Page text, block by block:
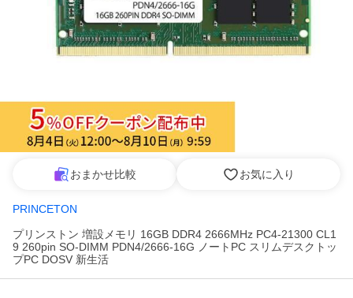
おまかせ比較 お気に入り
PRINCETON
プリンストン 増設メモリ 16GB DDR4 2666MHz PC4-21300 CL1
9 260pin SO-DIMM PDN4/2666-16G ノートPC スリムデスクトッ
プPC DOSV 新生活